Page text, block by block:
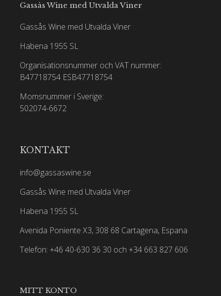
Gassås Wine med Utvalda Viner
Gassås Wine med Utvalda Viner
Habena 1955 SL
Organisationsnummer och VAT nummer:
B47718754 ESB47718754
Momsnummer i Sverige:
502074-6672
KONTAKT
info@gassaswine.se
Gassås Wine med Utvalda Viner
Habena 1955 SL
Avenida Poniente X3, 308 68 Cartagena, Espana
Telefon: +46 40-630 36 30 och +34 663 827 606
MITT KONTO